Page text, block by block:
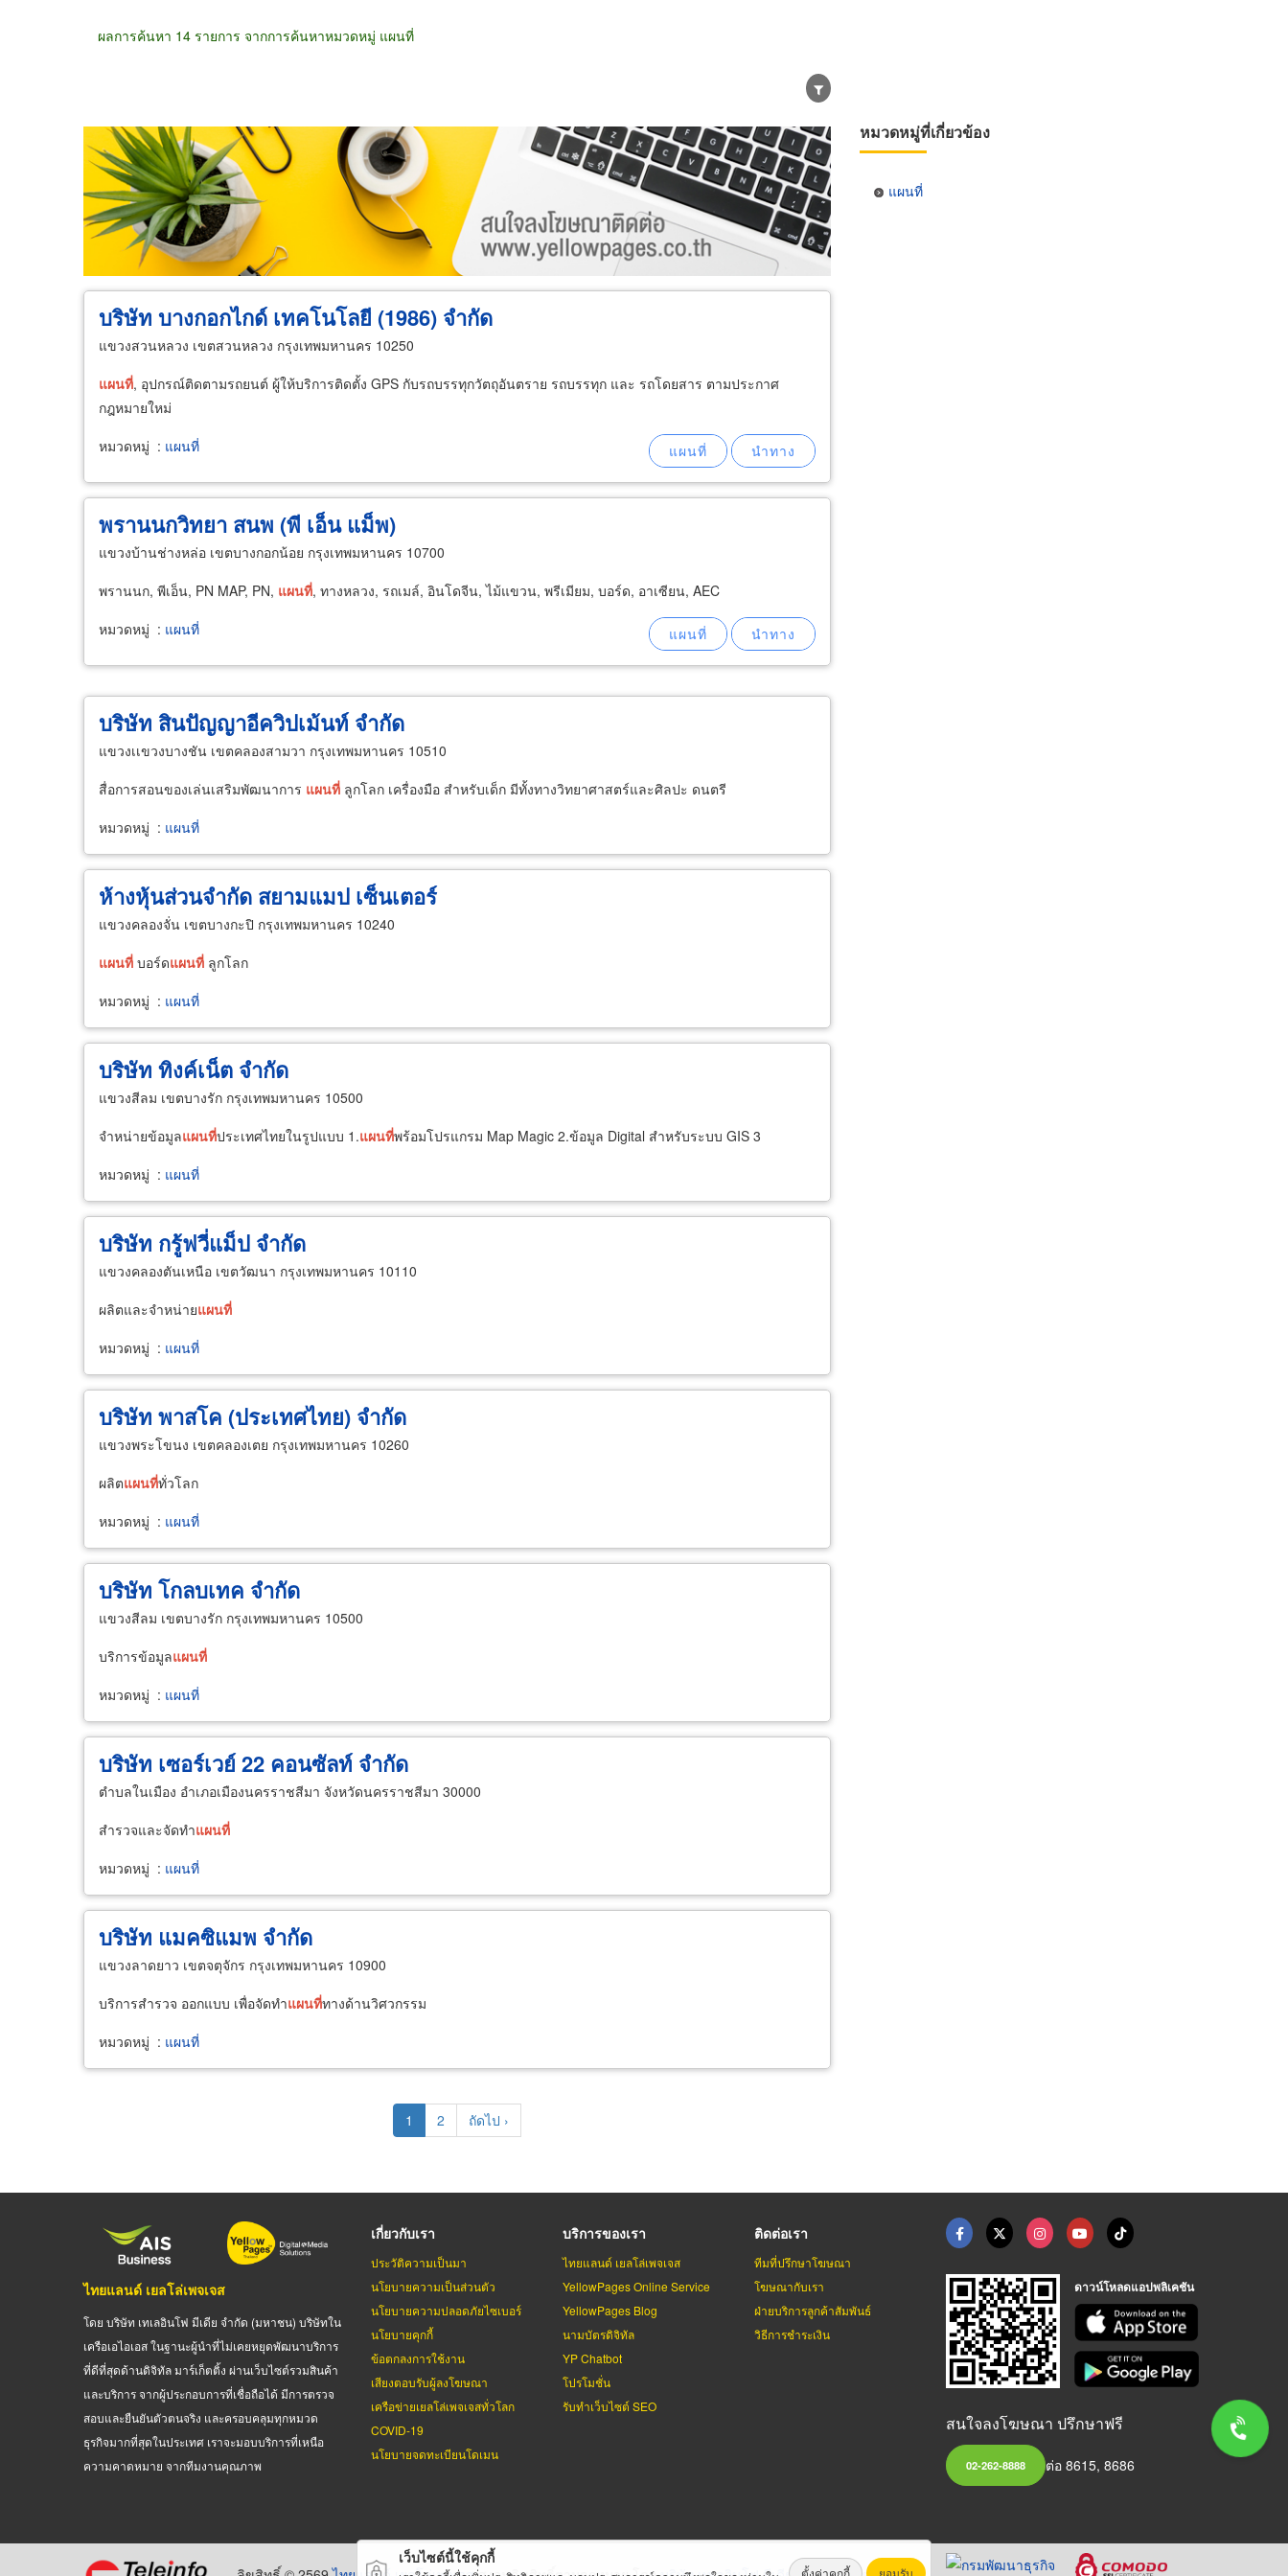
ผลการค้นหา 14 รายการ จากการค้นหาหมวดหมู่ แผนที่
ขายส่ง ขายปลีก ผู้ผลิต ตัวแทนจัดจำหน่าย ผู้ส่งออก/นำเข้า ธุรกิจบริการ
บริษัท บางกอกไกด์ เทคโนโลยี (1986) จำกัด
แขวงสวนหลวง เขตสวนหลวง กรุงเทพมหานคร 10250
แผนที่, อุปกรณ์ติดตามรถยนต์ ผู้ให้บริการติดตั้ง GPS กับรถบรรทุกวัตถุอันตราย รถบรรทุก และ รถโดยสาร ตามประกาศ
กฎหมายใหม่
หมวดหมู่ : แผนที่
พรานนกวิทยา สนพ (พี เอ็น แม็พ)
แขวงบ้านช่างหล่อ เขตบางกอกน้อย กรุงเทพมหานคร 10700
พรานนก, พีเอ็น, PN MAP, PN, แผนที่, ทางหลวง, รถเมล์, อินโดจีน, ไม้แขวน, พรีเมียม, บอร์ด, อาเซียน, AEC
หมวดหมู่ : แผนที่
บริษัท สินปัญญาอีควิปเม้นท์ จำกัด
แขวงเเขวงบางชัน เขตคลองสามวา กรุงเทพมหานคร 10510
สื่อการสอนของเล่นเสริมพัฒนาการ แผนที่ ลูกโลก เครื่องมือ สำหรับเด็ก มีทั้งทางวิทยาศาสตร์และศิลปะ ดนตรี
หมวดหมู่ : แผนที่
ห้างหุ้นส่วนจำกัด สยามแมป เซ็นเตอร์
แขวงคลองจั่น เขตบางกะปิ กรุงเทพมหานคร 10240
แผนที่ บอร์ดแผนที่ ลูกโลก
หมวดหมู่ : แผนที่
บริษัท ทิงค์เน็ต จำกัด
แขวงสีลม เขตบางรัก กรุงเทพมหานคร 10500
จำหน่ายข้อมูลแผนที่ประเทศไทยในรูปแบบ 1.แผนที่พร้อมโปรแกรม Map Magic 2.ข้อมูล Digital สำหรับระบบ GIS 3
หมวดหมู่ : แผนที่
บริษัท กรู้ฟวี่แม็ป จำกัด
แขวงคลองตันเหนือ เขตวัฒนา กรุงเทพมหานคร 10110
ผลิตและจำหน่ายแผนที่
หมวดหมู่ : แผนที่
บริษัท พาสโค (ประเทศไทย) จำกัด
แขวงพระโขนง เขตคลองเตย กรุงเทพมหานคร 10260
ผลิตแผนที่ทั่วโลก
หมวดหมู่ : แผนที่
บริษัท โกลบเทค จำกัด
แขวงสีลม เขตบางรัก กรุงเทพมหานคร 10500
บริการข้อมูลแผนที่
หมวดหมู่ : แผนที่
บริษัท เซอร์เวย์ 22 คอนซัลท์ จำกัด
ตำบลในเมือง อำเภอเมืองนครราชสีมา จังหวัดนครราชสีมา 30000
สำรวจและจัดทำแผนที่
หมวดหมู่ : แผนที่
บริษัท แมคซิแมพ จำกัด
แขวงลาดยาว เขตจตุจักร กรุงเทพมหานคร 10900
บริการสำรวจ ออกแบบ เพื่อจัดทำแผนที่ทางด้านวิศวกรรม
หมวดหมู่ : แผนที่
Current
page
1 Page
2
Next
page
ถัดไป ›
หมวดหมู่ที่เกี่ยวข้อง
แผนที่
ไทยแลนด์ เยลโล่เพจเจส
โดย บริษัท เทเลอินโฟ มีเดีย จำกัด (มหาชน) บริษัทใน
เครือเอไอเอส ในฐานะผู้นำที่ไม่เคยหยุดพัฒนาบริการ
ที่ดีที่สุดด้านดิจิทัล มาร์เก็ตติ้ง ผ่านเว็บไซต์รวมสินค้า
และบริการ จากผู้ประกอบการที่เชื่อถือได้ มีการตรวจ
สอบและยืนยันตัวตนจริง และครอบคลุมทุกหมวด
ธุรกิจมากที่สุดในประเทศ เราจะมอบบริการที่เหนือ
ความคาดหมาย จากทีมงานคุณภาพ
เกี่ยวกับเรา
ประวัติความเป็นมา
นโยบายความเป็นส่วนตัว
นโยบายความปลอดภัยไซเบอร์
นโยบายคุกกี้
ข้อตกลงการใช้งาน
เสียงตอบรับผู้ลงโฆษณา
เครือข่ายเยลโล่เพจเจสทั่วโลก
COVID-19
นโยบายจดทะเบียนโดเมน
บริการของเรา
ไทยแลนด์ เยลโล่เพจเจส
YellowPages Online Service
YellowPages Blog
นามบัตรดิจิทัล
YP Chatbot
โปรโมชั่น
รับทำเว็บไซต์ SEO
ติดต่อเรา
ทีมที่ปรึกษาโฆษณา
โฆษณากับเรา
ฝ่ายบริการลูกค้าสัมพันธ์
วิธีการชำระเงิน
ดาวน์โหลดแอปพลิเคชัน
สนใจลงโฆษณา ปรึกษาฟรี
02-262-8888 ต่อ 8615, 8686
เว็บไซต์นี้ใช้คุกกี้
ตั้งค่าคุกกี้ ยอมรับ